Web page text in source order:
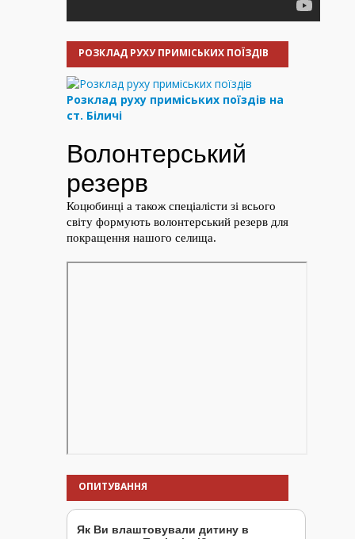
РОЗКЛАД РУХУ ПРИМІСЬКИХ ПОЇЗДІВ
Розклад руху приміських поїздів на
ст. Біличі
ОПИТУВАННЯ
Як Ви влаштовували дитину в